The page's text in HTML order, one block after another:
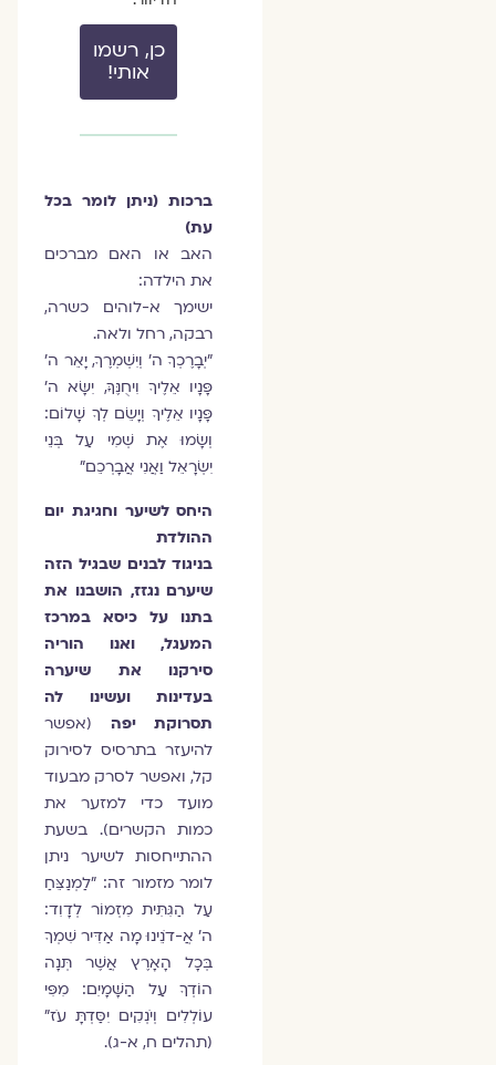
כן, רשמו
אותי!
ברכות (ניתן לומר בכל
עת)
האב או האם מברכים
את הילדה:
ישימך א-לוהים כשרה,
רבקה, רחל ולאה.
"יְבָרֶכְךָ ה' וְיִשְׁמְרֶךָ, יָאֵר ה'
פָּנָיו אֵלֶיךָ וִיחֻנֶּךָּ, יִשָּׂא ה'
פָּנָיו אֵלֶיךָ וְיָשֵׂם לְךָ שָׁלוֹם:
וְשָׂמוּ אֶת שְׁמִי עַל בְּנֵי
יִשְׂרָאֵל וַאֲנִי אֲבָרְכֵם"
היחס לשיער וחגיגת יום
ההולדת
בניגוד לבנים שבגיל הזה
שיערם נגזז, הושבנו את
בתנו על כיסא במרכז
המעגל, ואנו הוריה
סירקנו את שיערה
בעדינות ועשינו לה
תסרוקת יפה
(אפשר
להיעזר בתרסיס לסירוק
קל, ואפשר לסרק מבעוד
מועד כדי למזער את
כמות הקשרים). בשעת
ההתייחסות לשיער ניתן
לומר מזמור זה: "לַמְנַצֵּחַ
עַל הַגִּתִּית מִזְמוֹר לְדָוִד:
ה' אֲ-דֹנֵינוּ מָה אַדִּיר שִׁמְךָ
בְּכָל הָאָרֶץ אֲשֶׁר תְּנָה
הוֹדְךָ עַל הַשָּׁמָיִם: מִפִּי
עוֹלְלִים וְיֹנְקִים יִסַּדְתָּ עֹז"
(תהלים ח, א-ג).